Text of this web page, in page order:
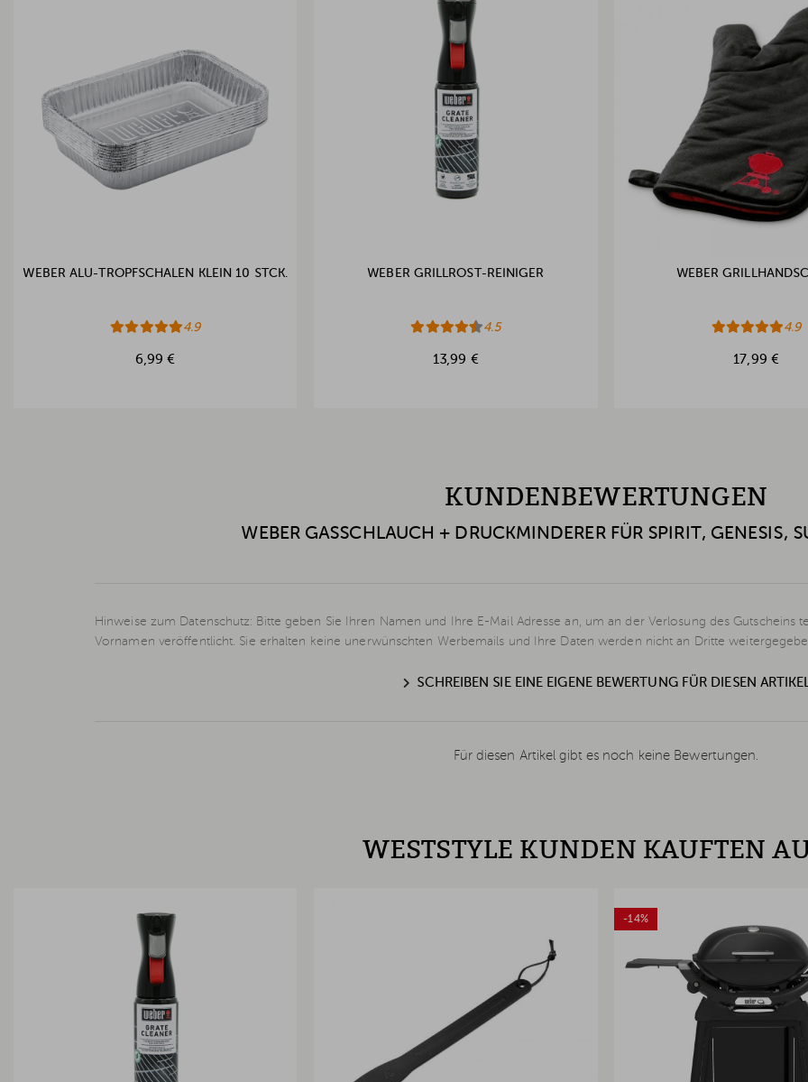
WEBER ALU-TROPFSCHALEN KLEIN 10 STCK.
4.9
6,99 €
WEBER GRILLROST-REINIGER
4.5
13,99 €
WEBER
4.9
17,99 €
KUNDENBEWERTUNGEN
WEBER GASSCHLAUCH + DRUCKMINDERER FÜR SPIRIT, GENESIS,
Hinweise zum Datenschutz: Bitte geben Sie Ihren Namen und Ihre E-Mail Adresse an, um an der Verlosung des
Vornamen veröffentlicht. Sie erhalten keine unerwünschten Werbemails und Ihre Daten werden nicht an Dritte
SCHREIBEN SIE EINE EIGENE BEWERTUNG FÜR DIESEN
Für diesen Artikel gibt es noch keine Bewertungen.
WESTSTYLE KUNDEN KAUFTEN
-14%